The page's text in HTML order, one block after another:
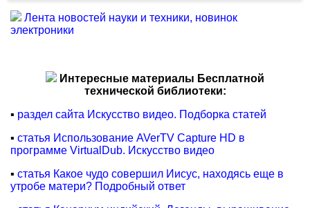
Лента новостей науки и техники, новинок
электроники
Интересные материалы Бесплатной
технической библиотеки:
▪ раздел сайта Искусство видео. Подборка статей
▪ статья Использование AVerTV Capture HD в
программе VirtualDub. Искусство видео
▪ статья Какое чудо совершил Иисус, находясь еще в
утробе матери? Подробный ответ